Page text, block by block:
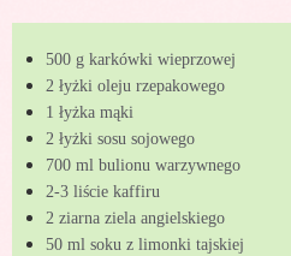
500 g karkówki wieprzowej
2 łyżki oleju rzepakowego
1 łyżka mąki
2 łyżki sosu sojowego
700 ml bulionu warzywnego
2-3 liście kaffiru
2 ziarna ziela angielskiego
50 ml soku z limonki tajskiej